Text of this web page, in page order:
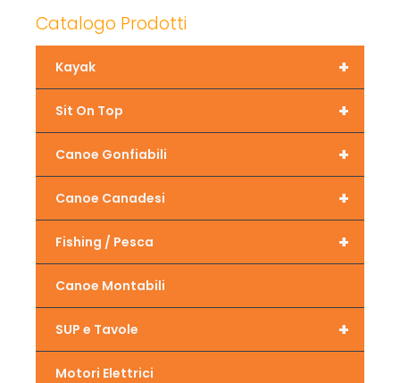
Catalogo Prodotti
+
Kayak
+
Sit On Top
+
Canoe Gonfiabili
+
Canoe Canadesi
+
Fishing / Pesca
Canoe Montabili
+
SUP e Tavole
Motori Elettrici